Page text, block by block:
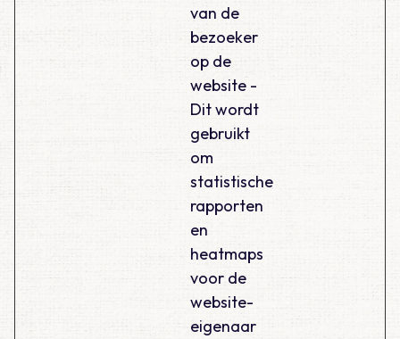
van de
bezoeker
op de
website -
Dit wordt
gebruikt
om
statistische
rapporten
en
heatmaps
voor de
website-
eigenaar